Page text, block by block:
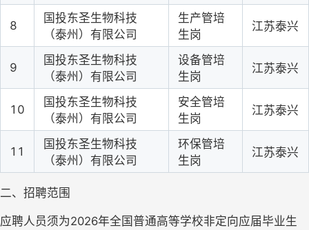
8
国投东圣生物科技
（泰州）有限公司
生产管培
生岗
江苏泰兴
9
国投东圣生物科技
（泰州）有限公司
设备管培
生岗
江苏泰兴
10
国投东圣生物科技
（泰州）有限公司
安全管培
生岗
江苏泰兴
11
国投东圣生物科技
（泰州）有限公司
环保管培
生岗
江苏泰兴
二、 招聘范围
应聘人员须为2026年全国普通高等学校非定向应届毕业生